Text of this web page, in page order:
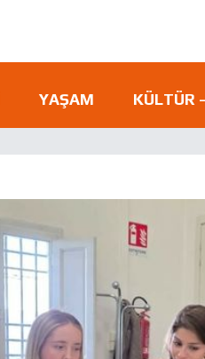
YAŞAM KÜLTÜR